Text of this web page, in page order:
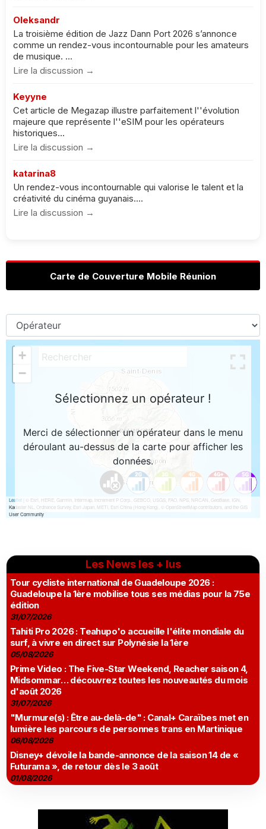
Oleksandr
La troisième édition de Jazz Dann Port 2026 s’annonce
comme un rendez-vous incontournable pour les amateurs
de musique. ...
Lire la discussion →
Keyyne
Cet article de Megazap illustre parfaitement l''évolution
majeure que représente l''eSIM pour les opérateurs
historiques...
Lire la discussion →
katarina8
Un rendez-vous incontournable qui valorise le talent et la
créativité du cinéma guyanais....
Lire la discussion →
Carte de Couverture Mobile Réunion
Les News les + lus
Tour cycliste international de Guadeloupe 2026 :
Guadeloupe la 1ère mobilise tous ses médias pour la 75e
édition
31/07/2026
Tahiti Pro 2026 : Teahupo'o accueille l'élite mondiale du
surf, à vivre en direct sur Polynésie la 1ère
05/08/2026
Prime Video : The Five-Star Weekend, Reacher saison 4,
Midsommar… découvrez toutes les nouveautés du mois
d'août 2026
31/07/2026
"Murmure(s) : Être au-delà-de" : Canal+ Caraïbes met en
lumière les parcours de personnes trans en Martinique
06/08/2026
Disney+ dévoile la bande-annonce de la saison 14 de «
Futurama », de retour dès le 3 août
01/08/2026